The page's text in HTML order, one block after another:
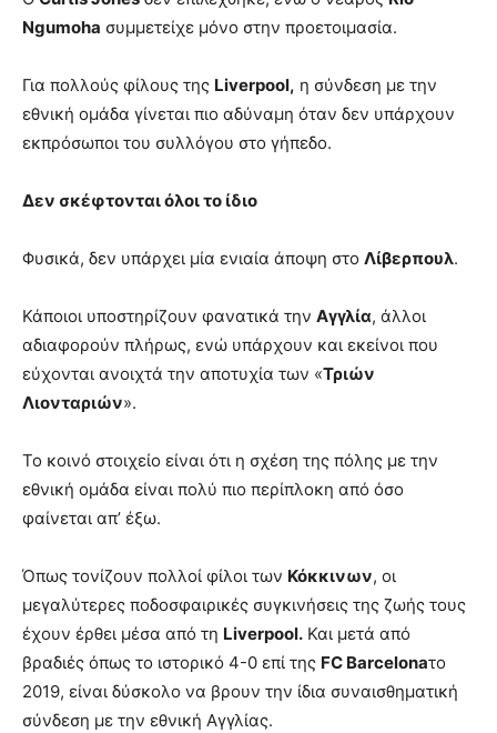
Ngumoha συμμετείχε μόνο στην προετοιμασία.
Για πολλούς φίλους της Liverpool, η σύνδεση με την
εθνική ομάδα γίνεται πιο αδύναμη όταν δεν υπάρχουν
εκπρόσωποι του συλλόγου στο γήπεδο.
Δεν σκέφτονται όλοι το ίδιο
Φυσικά, δεν υπάρχει μία ενιαία άποψη στο Λίβερπουλ.
Κάποιοι υποστηρίζουν φανατικά την Αγγλία, άλλοι
αδιαφορούν πλήρως, ενώ υπάρχουν και εκείνοι που
εύχονται ανοιχτά την αποτυχία των «Τριών
Λιονταριών».
Το κοινό στοιχείο είναι ότι η σχέση της πόλης με την
εθνική ομάδα είναι πολύ πιο περίπλοκη από όσο
φαίνεται απ’ έξω.
Όπως τονίζουν πολλοί φίλοι των Κόκκινων, οι
μεγαλύτερες ποδοσφαιρικές συγκινήσεις της ζωής τους
έχουν έρθει μέσα από τη Liverpool. Και μετά από
βραδιές όπως το ιστορικό 4-0 επί της FC Barcelonaτο
2019, είναι δύσκολο να βρουν την ίδια συναισθηματική
σύνδεση με την εθνική Αγγλίας.